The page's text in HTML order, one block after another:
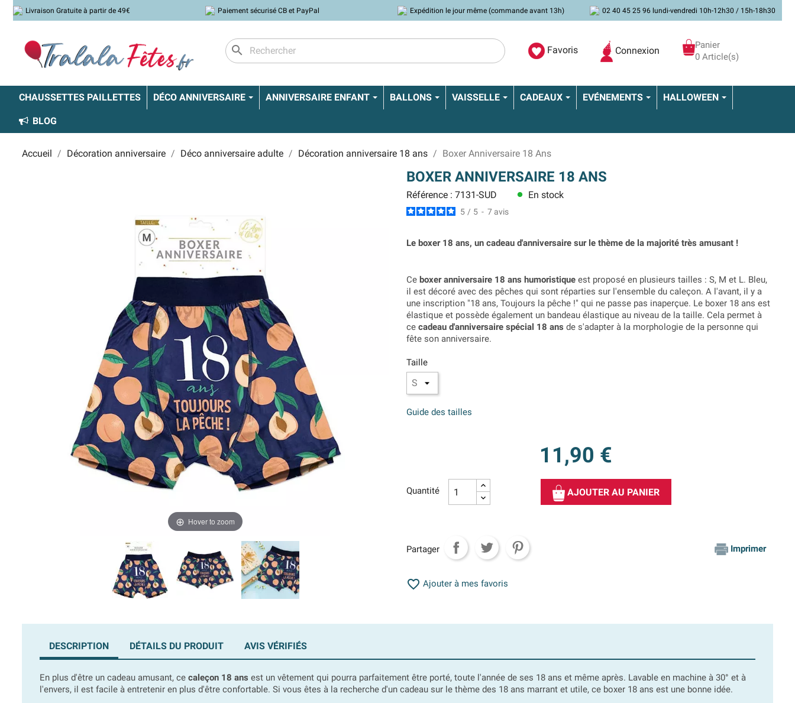
Livraison Gratuite à partir de 49€ Paiement sécurisé CB et PayPal Expédition le jour même (commande avant 13h) 02 40 45 25 96 lundi-vendredi 10h-12h30 / 15h-18h30
search Favoris Connexion
Panier
0 Article(s)
CHAUSSETTES PAILLETTES DÉCO ANNIVERSAIRE ANNIVERSAIRE ENFANT BALLONS VAISSELLE CADEAUX EVÉNEMENTS HALLOWEEN
BLOG
Accueil Décoration anniversaire Déco anniversaire adulte Décoration anniversaire 18 ans Boxer Anniversaire 18 Ans
Hover to zoom
BOXER ANNIVERSAIRE 18 ANS
Référence : 7131-SUD lens En stock
5 / 5 - 7 avis
Le boxer 18 ans, un cadeau d'anniversaire sur le thème de la majorité très amusant !
Ce boxer anniversaire 18 ans humoristique est proposé en plusieurs tailles : S, M et L. Bleu,
il est décoré avec des pêches qui sont réparties sur l'ensemble du caleçon. A l'avant, il y a
une inscription "18 ans, Toujours la pêche !" qui ne passe pas inaperçue. Le boxer 18 ans est
élastique et possède également un bandeau élastique au niveau de la taille. Cela permet à
ce cadeau d'anniversaire spécial 18 ans de s'adapter à la morphologie de la personne qui
fête son anniversaire.
Taille
Guide des tailles
11,90 €
Quantité AJOUTER AU PANIER
Partager Imprimer
 Ajouter à mes favoris
DESCRIPTION DÉTAILS DU PRODUIT AVIS VÉRIFIÉS
En plus d'être un cadeau amusant, ce caleçon 18 ans est un vêtement qui pourra parfaitement être porté, toute l'année de ses 18 ans et même après. Lavable en machine à 30° et à
l'envers, il est facile à entretenir en plus d'être confortable. Si vous êtes à la recherche d'un cadeau sur le thème des 18 ans marrant et utile, ce boxer 18 ans est une bonne idée.